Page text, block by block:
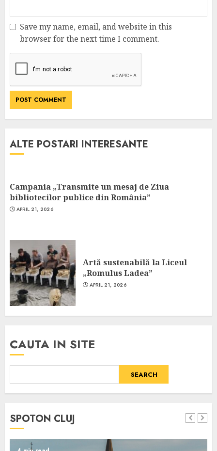
Save my name, email, and website in this
browser for the next time I comment.
ALTE POSTARI INTERESANTE
Campania „Transmite un mesaj de Ziua
bibliotecilor publice din România”
APRIL 21, 2026
Artă sustenabilă la Liceul
„Romulus Ladea”
APRIL 21, 2026
CAUTA IN SITE
SEARCH
SPOTON CLUJ